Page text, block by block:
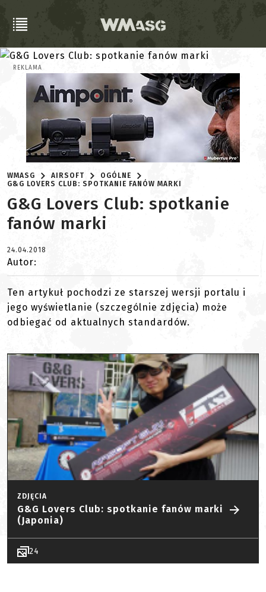
REKLAMA
WMASG AIRSOFT
OGÓLNE
G&G LOVERS CLUB: SPOTKANIE FANÓW MARKI
G&G Lovers Club: spotkanie
fanów marki
24.04.2018
Autor:
Ten artykuł pochodzi ze starszej wersji portalu i
jego wyświetlanie (szczególnie zdjęcia) może
odbiegać od aktualnych standardów.
ZDJĘCIA
G&G Lovers Club: spotkanie fanów marki
(Japonia)
24